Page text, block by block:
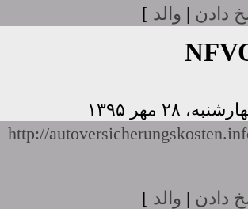
دادن | والد ]
http://
دادن | والد ]